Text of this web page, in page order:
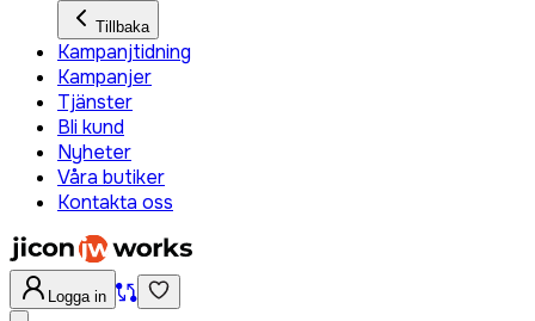
Tillbaka
Kampanjtidning
Kampanjer
Tjänster
Bli kund
Nyheter
Våra butiker
Kontakta oss
Logga in